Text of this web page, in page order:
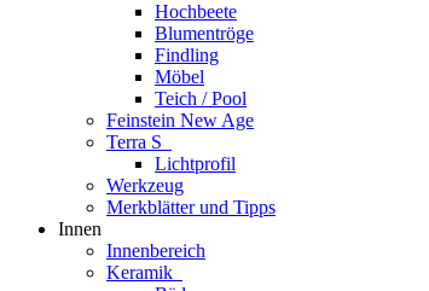
Hochbeete
Blumentröge
Findling
Möbel
Teich / Pool
Feinstein New Age
Terra S
Lichtprofil
Werkzeug
Merkblätter und Tipps
Innen
Innenbereich
Keramik